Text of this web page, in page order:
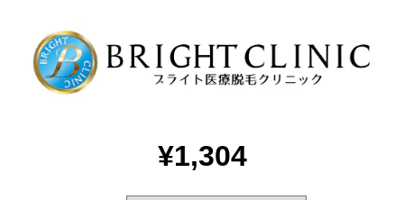
¥1,304